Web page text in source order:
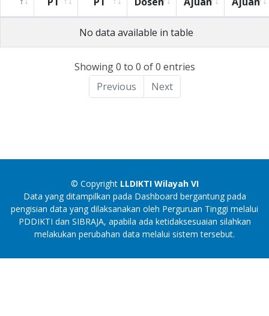
No data available in table
Showing 0 to 0 of 0 entries
Previous
Next
© Copyright LLDIKTI Wilayah VI
Data yang ditampilkan pada Dashboard bergantung pada
pengisian data yang dilaksanakan oleh Perguruan Tinggi melalui
PDDIKTI dan SIBRAJA, apabila ada ketidaksesuaian silahkan
melakukan perubahan data melalui sistem tersebut.